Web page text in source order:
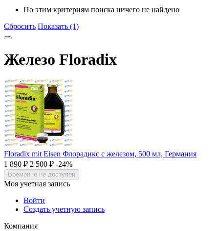
По этим критериям поиска ничего не найдено
Сбросить Показать (1)
Железо Floradix
Floradix mit Eisen Флорадикс с железом, 500 мл, Германия
1 890 ₽ 2 500 ₽ -24%
Временно не доступен
Моя учетная запись
Войти
Создать учетную запись
Компания